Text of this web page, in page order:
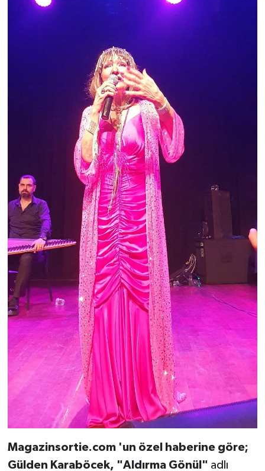
Magazinsortie.com 'un özel haberine göre;
Gülden Karaböcek, "Aldırma Gönül" adlı